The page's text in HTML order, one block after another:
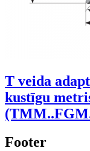
T veida
kustīgu
Footer